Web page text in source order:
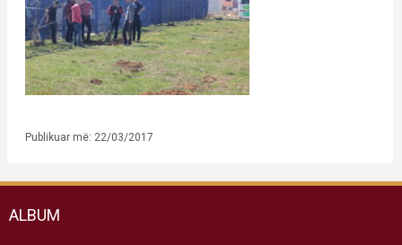
Publikuar më: 22/03/2017
ALBUM